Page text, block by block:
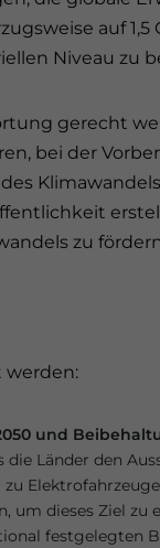
auf 1,5
Niveau zu
gerecht
bei der
Klimawandels
zu
werden:
und
die Länder den
um dieses Ziel zu
festgelegten